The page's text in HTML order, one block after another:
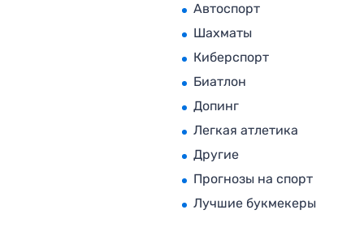
Автоспорт
Шахматы
Киберспорт
Биатлон
Допинг
Легкая атлетика
Другие
Прогнозы на спорт
Лучшие букмекеры